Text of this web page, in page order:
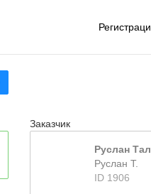
Заказчик
Руслан
Руслан Т.
ID 1906